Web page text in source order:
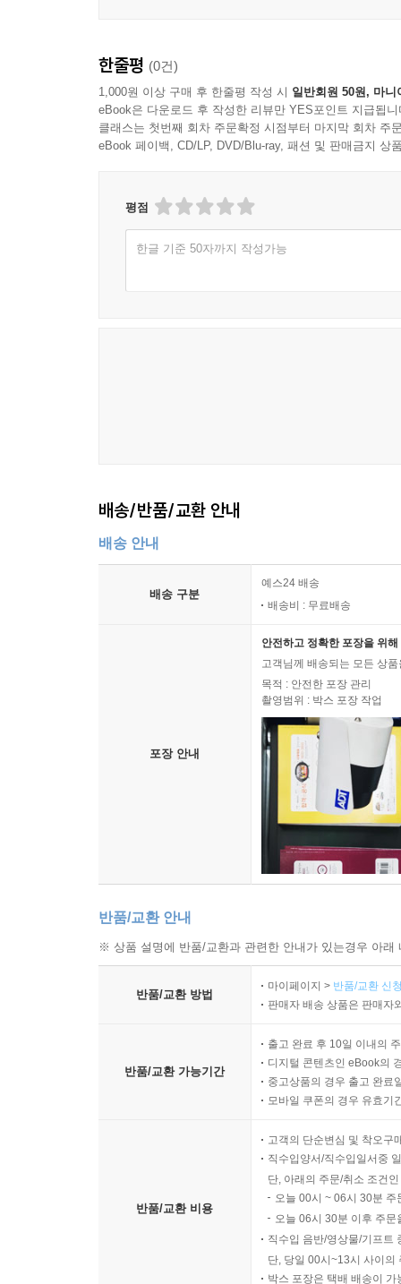
제주도 사람들은 하필 그렇게 이동하기 불편한
멍석을 깔고 결혼식 하객을 맞아야 했는데 진눈
하기가 쉽지 않았을 것이다.
제주도 사람들은 일 년 내내 쉴 수 없었다. 척박
낮은 구름이 깔린 가을날이면 고향의 번쇠를 떠
『쉼팡에 앉아서』는 그런 그가 제자들과 차
한줄평 (0건)
1,000원 이상 구매 후 한줄평 작성 시 일반회원 50원, 마니
eBook은 다운로드 후 작성한 리뷰만 YES포인트 지급됩니
클래스는 첫번째 회차 주문확정 시점부터 마지막 회차 주
eBook 페이백, CD/LP, DVD/Blu-ray, 패션 및 판매금지 상
평점
한글 기준 50자까지 작성가능
배송/반품/교환 안내
배송 안내
배송 구분
예스24 배송
배송비 : 무료배송
포장 안내
안전하고 정확한 포장을 위
고객님께 배송되는 모든 상
목적 : 안전한 포장 관리
촬영범위 : 박스 포장 작업
반품/교환 안내
※ 상품 설명에 반품/교환과 관련한 안내가 있는경우 아
반품/교환 방법
마이페이지 > 반품/교환 신
판매자 배송 상품은 판매자
반품/교환 가능기간
출고 완료 후 10일 이내의
디지털 콘텐츠인 eBook의
중고상품의 경우 출고 완료
모바일 쿠폰의 경우 유효기
반품/교환 비용
고객의 단순변심 및 착오구
직수입양서/직수입일서중
단, 아래의 주문/취소 조건
오늘 00시 ~ 06시 30분
오늘 06시 30분 이후 주
직수입 음반/영상물/기프트
단, 당일 00시~13시 사이의
박스 포장은 택배 배송이